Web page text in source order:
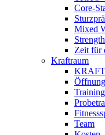
Core-
Mixed
Zeit für
Kraftraum
Team